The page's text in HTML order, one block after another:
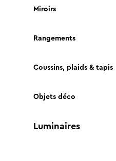
Miroirs
Rangements
Coussins, plaids & tapis
Objets déco
Luminaires